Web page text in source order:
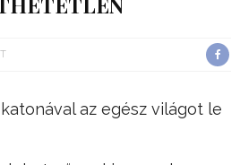
az egész világot le